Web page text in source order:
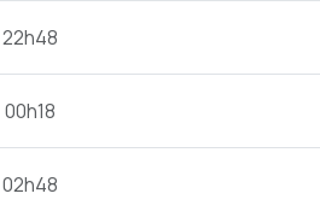
22h48
00h18
02h48